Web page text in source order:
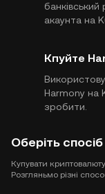
банківський
акаунта на
Кпуйте
Harmony на
зробити.
Оберіть
Купувати
Розгляньмо різні